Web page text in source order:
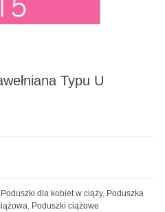
Typu U
Poduszki dla kobiet w ciąży, Poduszka
, Poduszki ciążowe